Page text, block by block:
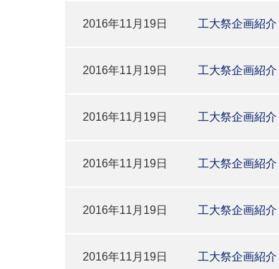
2016年11月19日 工大祭企画紹介
2016年11月19日 工大祭企画紹介
2016年11月19日 工大祭企画紹介
2016年11月19日 工大祭企画紹介
2016年11月19日 工大祭企画紹介
2016年11月19日 工大祭企画紹介